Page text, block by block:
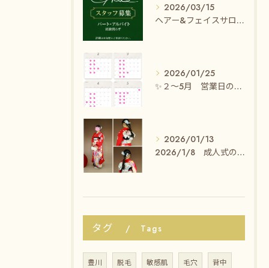
2026/03/15
ヘアー&フェイスサロン グレイスでは、一緒に働いてくださる
2026/01/25
✨２〜5月 営業日のお知らせ✨
2026/01/13
2026/1/8 成人式のセット・着付けのお客様✨
タグ Tags
豊川 脱毛 敏感肌 毛穴 背中